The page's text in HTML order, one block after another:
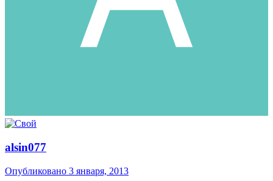
alsin077
Опубликовано 3 января, 2013